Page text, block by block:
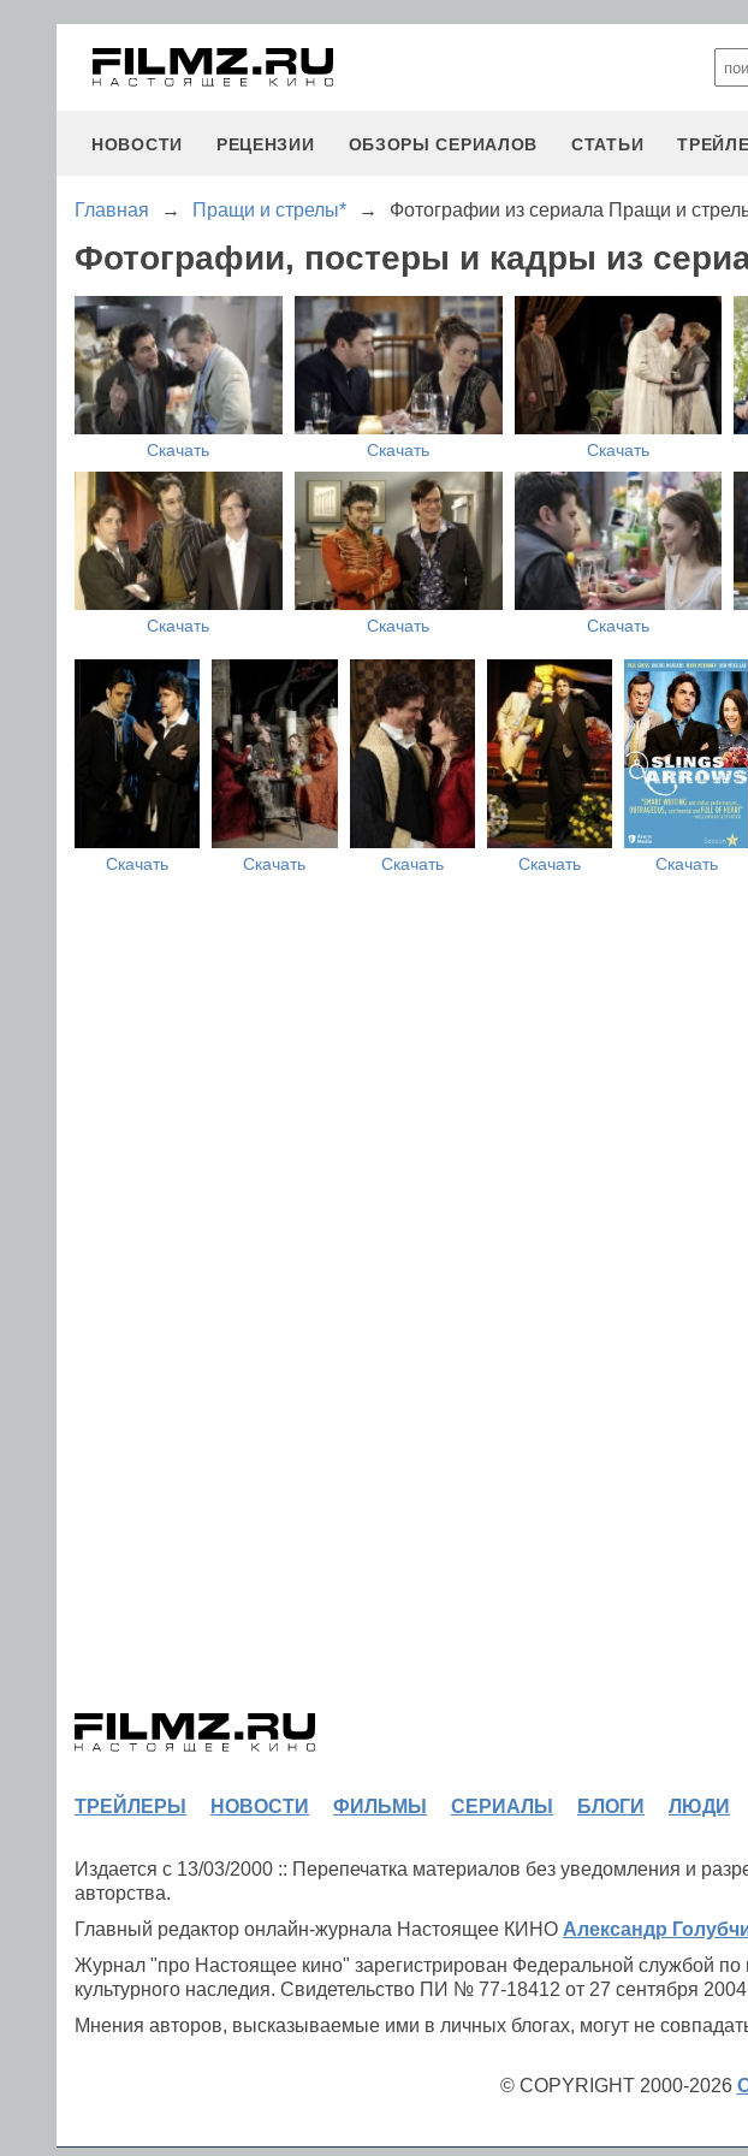
НОВОСТИ РЕЦЕНЗИИ ОБЗОРЫ СЕРИАЛОВ СТАТЬИ
Главная → Пращи и стрелы* → Фотографии из сериала Пращи и
Фотографии, постеры и кадры из
Скачать Скачать Скачать
Скачать Скачать Скачать
Скачать Скачать Скачать Скачать Скачать
ТРЕЙЛЕРЫ НОВОСТИ ФИЛЬМЫ СЕРИАЛЫ БЛОГИ ЛЮДИ
Издается с 13/03/2000 :: Перепечатка материалов без уведомления и
авторства.
Главный редактор онлайн-журнала Настоящее КИНО Александр
Журнал "про Настоящее кино" зарегистрирован Федеральной службой
культурного наследия. Свидетельство ПИ № 77-18412 от 27 сентября 2004
Мнения авторов, высказываемые ими в личных блогах, могут не
© COPYRIGHT 2000-2026